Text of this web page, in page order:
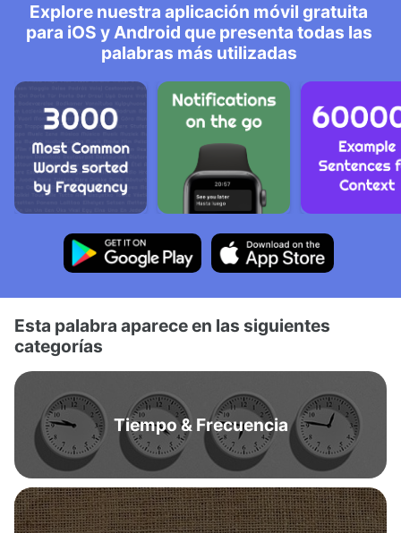
Explore nuestra aplicación móvil gratuita
para iOS y Android que presenta todas las
palabras más utilizadas
Esta palabra aparece en las siguientes
categorías
Tiempo & Frecuencia